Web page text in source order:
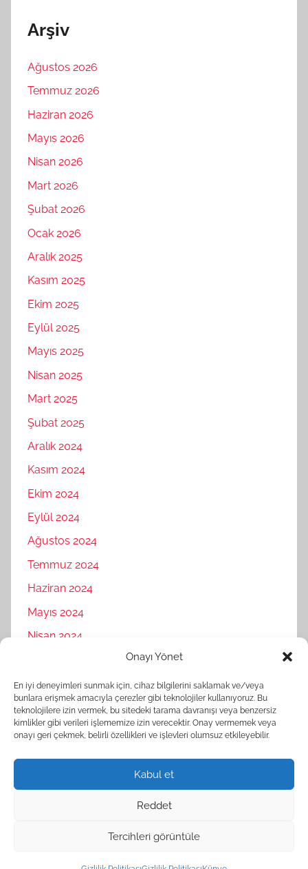
Onayı Yönet
En iyi deneyimleri sunmak için, cihaz bilgilerini saklamak ve/veya
bunlara erişmek amacıyla çerezler gibi teknolojiler kullanıyoruz. Bu
teknolojilere izin vermek, bu sitedeki tarama davranışı veya benzersiz
kimlikler gibi verileri işlememize izin verecektir. Onay vermemek veya
onayı geri çekmek, belirli özellikleri ve işlevleri olumsuz etkileyebilir.
Kabul et
Reddet
Tercihleri görüntüle
Arşiv
Ağustos 2026
Temmuz 2026
Haziran 2026
Mayıs 2026
Nisan 2026
Mart 2026
Şubat 2026
Ocak 2026
Aralık 2025
Kasım 2025
Ekim 2025
Eylül 2025
Mayıs 2025
Nisan 2025
Mart 2025
Şubat 2025
Aralık 2024
Kasım 2024
Ekim 2024
Eylül 2024
Ağustos 2024
Temmuz 2024
Haziran 2024
Mayıs 2024
Nisan 2024
Şubat 2024
Ocak 2024
Aralık 2023